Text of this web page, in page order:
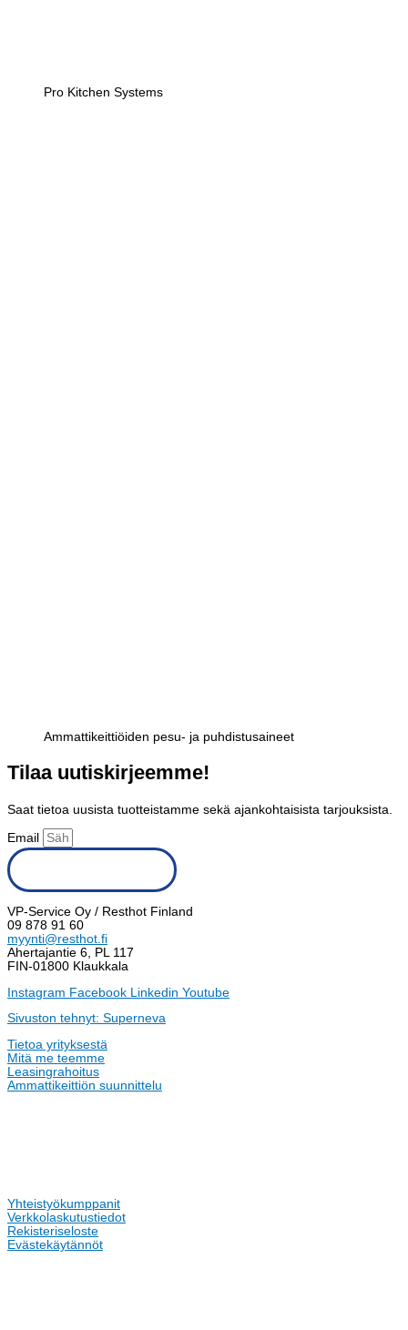
Pro Kitchen Systems
Ammattikeittiöiden pesu- ja puhdistusaineet
Tilaa uutiskirjeemme!
Saat tietoa uusista tuotteistamme sekä ajankohtaisista tarjouksista.
Email
VP-Service Oy / Resthot Finland
09 878 91 60
myynti@resthot.fi
Ahertajantie 6, PL 117
FIN-01800 Klaukkala
Instagram Facebook Linkedin Youtube
Sivuston tehnyt: Superneva
Tietoa yrityksestä
Mitä me teemme
Leasingrahoitus
Ammattikeittiön suunnittelu
Yhteistyökumppanit
Verkkolaskutustiedot
Rekisteriseloste
Evästekäytännöt